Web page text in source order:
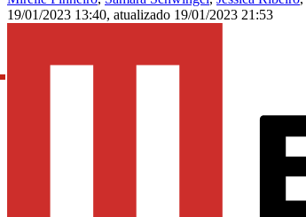
19/01/2023 13:40, atualizado 19/01/2023 21:53